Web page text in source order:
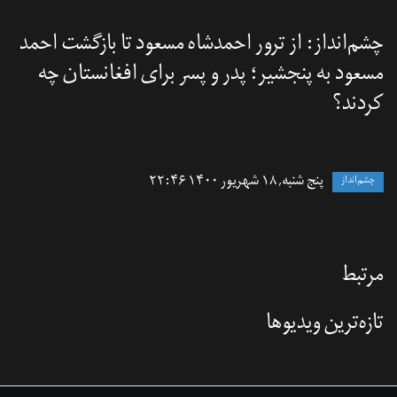
چشم‌انداز: از ترور احمدشاه مسعود تا بازگشت احمد
مسعود به پنجشیر؛ پدر و پسر برای افغانستان چه
کردند؟
چشم‌انداز پنج شنبه, ۱۸ شهریور ۱۴۰۰ ۲۲:۴۶
مرتبط
تازه‌‌ترین ویدیوها